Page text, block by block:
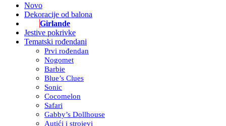
Novo
Dekoracije od balona
Girlande
Jestive pokrivke
Tematski rođendani
Prvi rođendan
Nogomet
Barbie
Blue’s Clues
Sonic
Cocomelon
Safari
Gabby’s Dollhouse
Autići i strojevi